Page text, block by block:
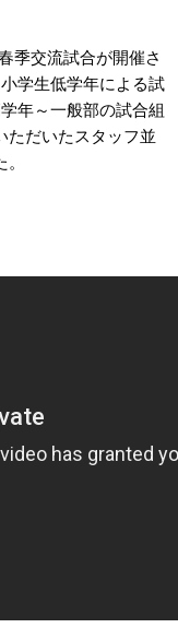
季交流試合が開催さ
学生低学年による試
年～一般部の試合組
ただいたスタッフ並